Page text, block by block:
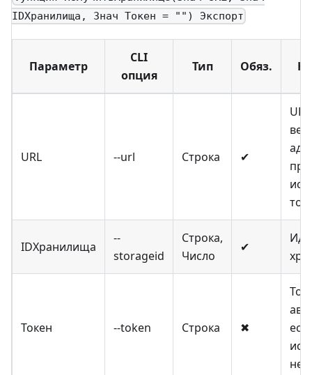
IDХранилища, Знач Токен = "") Экспорт
Параметр
CLI
опция
Тип Обяз.
URL --url Строка ✔
при
IDХранилища
--
storageid
Строка,
Число
✔
Токен --token Строка ✖
не